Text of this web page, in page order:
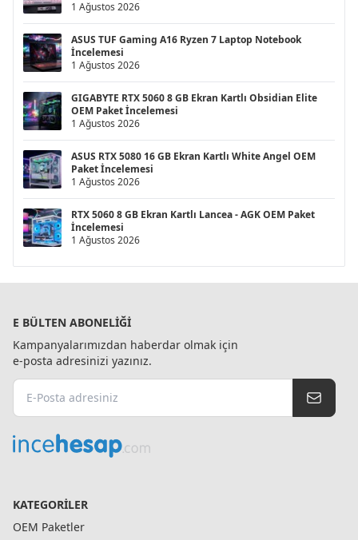
1 Ağustos 2026
ASUS TUF Gaming A16 Ryzen 7 Laptop Notebook
İncelemesi
1 Ağustos 2026
GIGABYTE RTX 5060 8 GB Ekran Kartlı Obsidian Elite
OEM Paket İncelemesi
1 Ağustos 2026
ASUS RTX 5080 16 GB Ekran Kartlı White Angel OEM
Paket İncelemesi
1 Ağustos 2026
RTX 5060 8 GB Ekran Kartlı Lancea - AGK OEM Paket
İncelemesi
1 Ağustos 2026
E BÜLTEN ABONELIĞI
Kampanyalarımızdan haberdar olmak için
e-posta adresinizi yazınız.
KATEGORILER
OEM Paketler